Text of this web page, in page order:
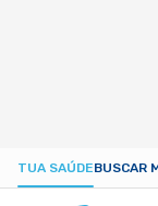
TUA SAÚDEBUSCAR